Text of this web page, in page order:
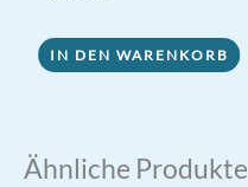
IN DEN WARENKORB
Ähnliche Produkte